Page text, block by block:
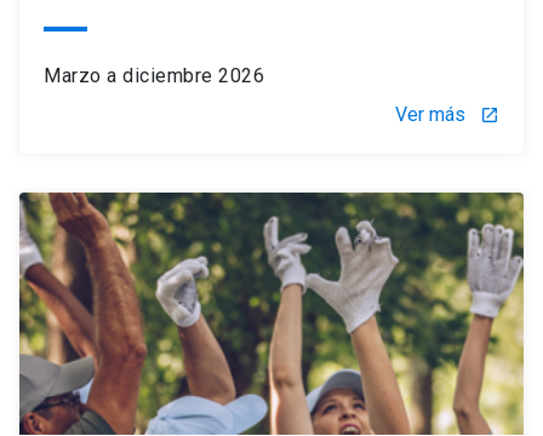
Marzo a diciembre 2026
Ver más
launch